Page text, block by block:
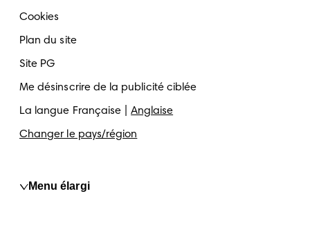
Cookies
Plan du site
Site PG
Me désinscrire de la publicité ciblée
La langue Française Anglaise
Changer le pays/région
Menu élargi